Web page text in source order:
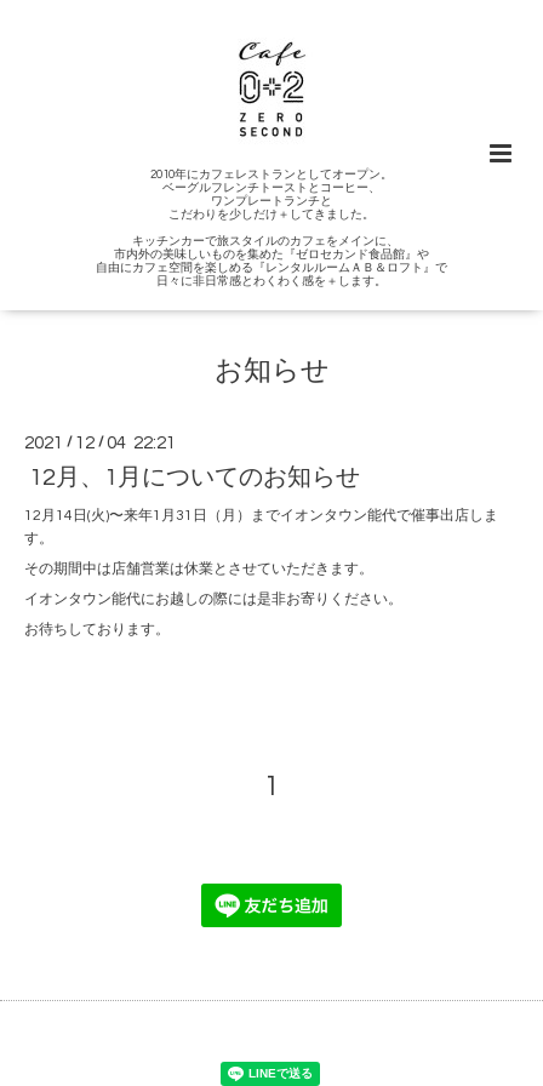
2010年にカフェレストランとしてオープン。
ベーグルフレンチトーストとコーヒー、
ワンプレートランチと
こだわりを少しだけ＋してきました。
キッチンカーで旅スタイルのカフェをメインに、
市内外の美味しいものを集めた『ゼロセカンド食品館』や
自由にカフェ空間を楽しめる『レンタルルームＡＢ＆ロフト』で
日々に非日常感とわくわく感を＋します。
お知らせ
2021 / 12 /04 22:21
12月、1月についてのお知らせ
12月14日(火)〜来年1月31日（月）までイオンタウン能代で催事出店しま
す。
その期間中は店舗営業は休業とさせていただきます。
イオンタウン能代にお越しの際には是非お寄りください。
お待ちしております。
1